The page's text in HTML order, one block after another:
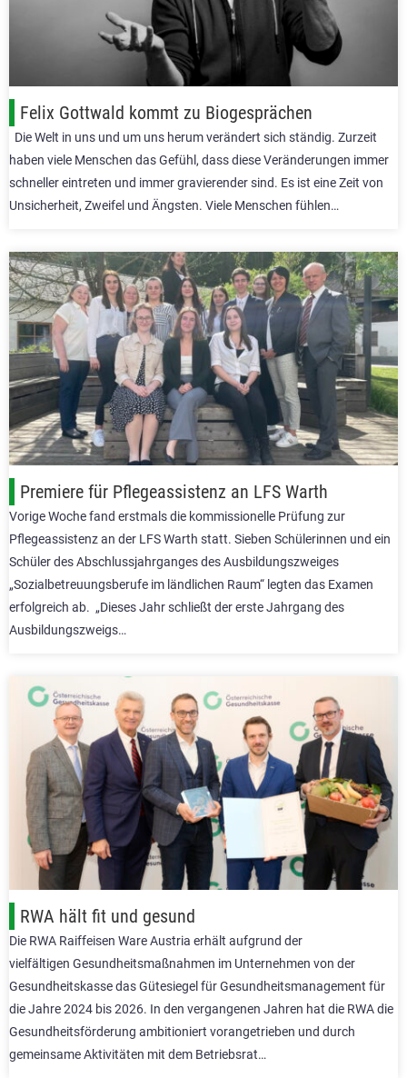
Felix Gottwald kommt zu Biogesprächen
Die Welt in uns und um uns herum verändert sich ständig. Zurzeit
haben viele Menschen das Gefühl, dass diese Veränderungen immer
schneller eintreten und immer gravierender sind. Es ist eine Zeit von
Unsicherheit, Zweifel und Ängsten. Viele Menschen fühlen…
Premiere für Pflegeassistenz an LFS Warth
Vorige Woche fand erstmals die kommissionelle Prüfung zur
Pflegeassistenz an der LFS Warth statt. Sieben Schülerinnen und ein
Schüler des Abschlussjahrganges des Ausbildungszweiges
„Sozialbetreuungsberufe im ländlichen Raum“ legten das Examen
erfolgreich ab. „Dieses Jahr schließt der erste Jahrgang des
Ausbildungszweigs…
RWA hält fit und gesund
Die RWA Raiffeisen Ware Austria erhält aufgrund der
vielfältigen Gesundheitsmaßnahmen im Unternehmen von der
Gesundheitskasse das Gütesiegel für Gesundheitsmanagement für
die Jahre 2024 bis 2026. In den vergangenen Jahren hat die RWA die
Gesundheitsförderung ambitioniert vorangetrieben und durch
gemeinsame Aktivitäten mit dem Betriebsrat…